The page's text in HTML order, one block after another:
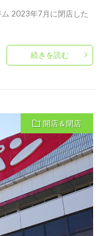
2023年7月に閉店した
続きを読む
開店＆閉店